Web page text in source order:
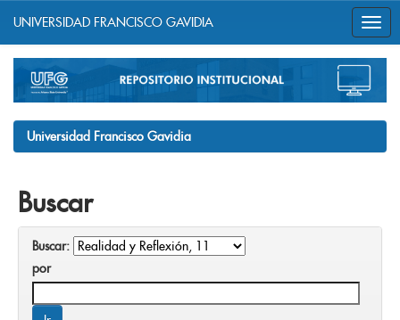
navigation
UNIVERSIDAD FRANCISCO GAVIDIA
Universidad Francisco Gavidia
Buscar
Buscar:
por